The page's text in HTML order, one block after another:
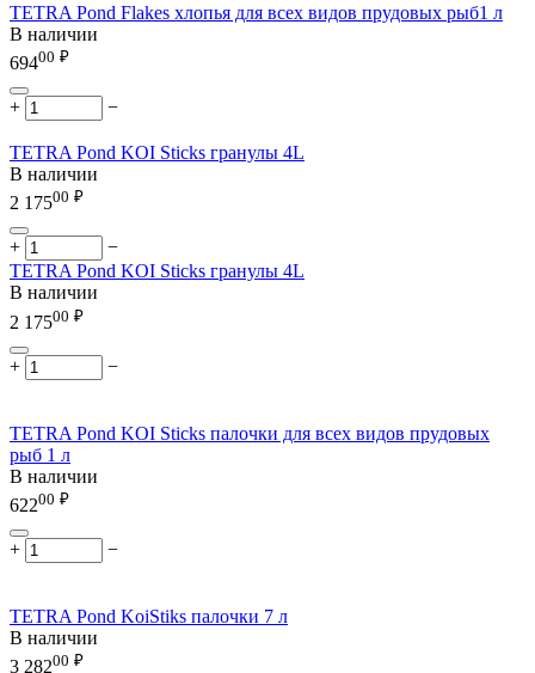
TETRA Pond Flakes хлопья для всех видов прудовых рыб1 л
В наличии
69400 ₽
+ −
TETRA Pond KOI Sticks гранулы 4L
В наличии
2 17500 ₽
+
−
TETRA Pond KOI Sticks гранулы 4L
В наличии
2 17500 ₽
+ −
TETRA Pond KOI Sticks палочки для всех видов прудовых
рыб 1 л
В наличии
62200 ₽
+ −
TETRA Pond KoiStiks палочки 7 л
В наличии
3 28200 ₽